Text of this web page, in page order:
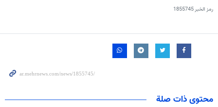
رمز الخبر1855745
محتوى ذات صلة